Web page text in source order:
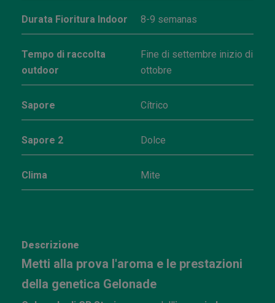
Durata Fioritura Indoor 8-9 semanas
Tempo di raccolta
outdoor
Fine di settembre inizio di
ottobre
Sapore Cítrico
Sapore 2 Dolce
Clima Mite
Descrizione
Metti alla prova l'aroma e le prestazioni
della genetica Gelonade